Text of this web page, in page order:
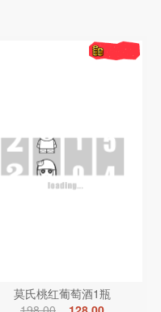
莫氏桃红葡萄酒1瓶